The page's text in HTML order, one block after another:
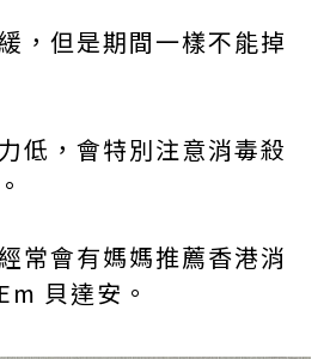
，但是期間一樣不能掉
低，會特別注意消毒殺
常會有媽媽推薦香港消
貝達安。